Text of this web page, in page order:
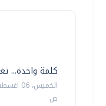
كلمة واحدة...
ص